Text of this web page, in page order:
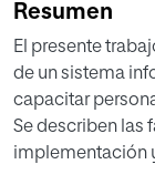
Resumen
El presente
de un sistema
capacitar
Se describen las
implementación